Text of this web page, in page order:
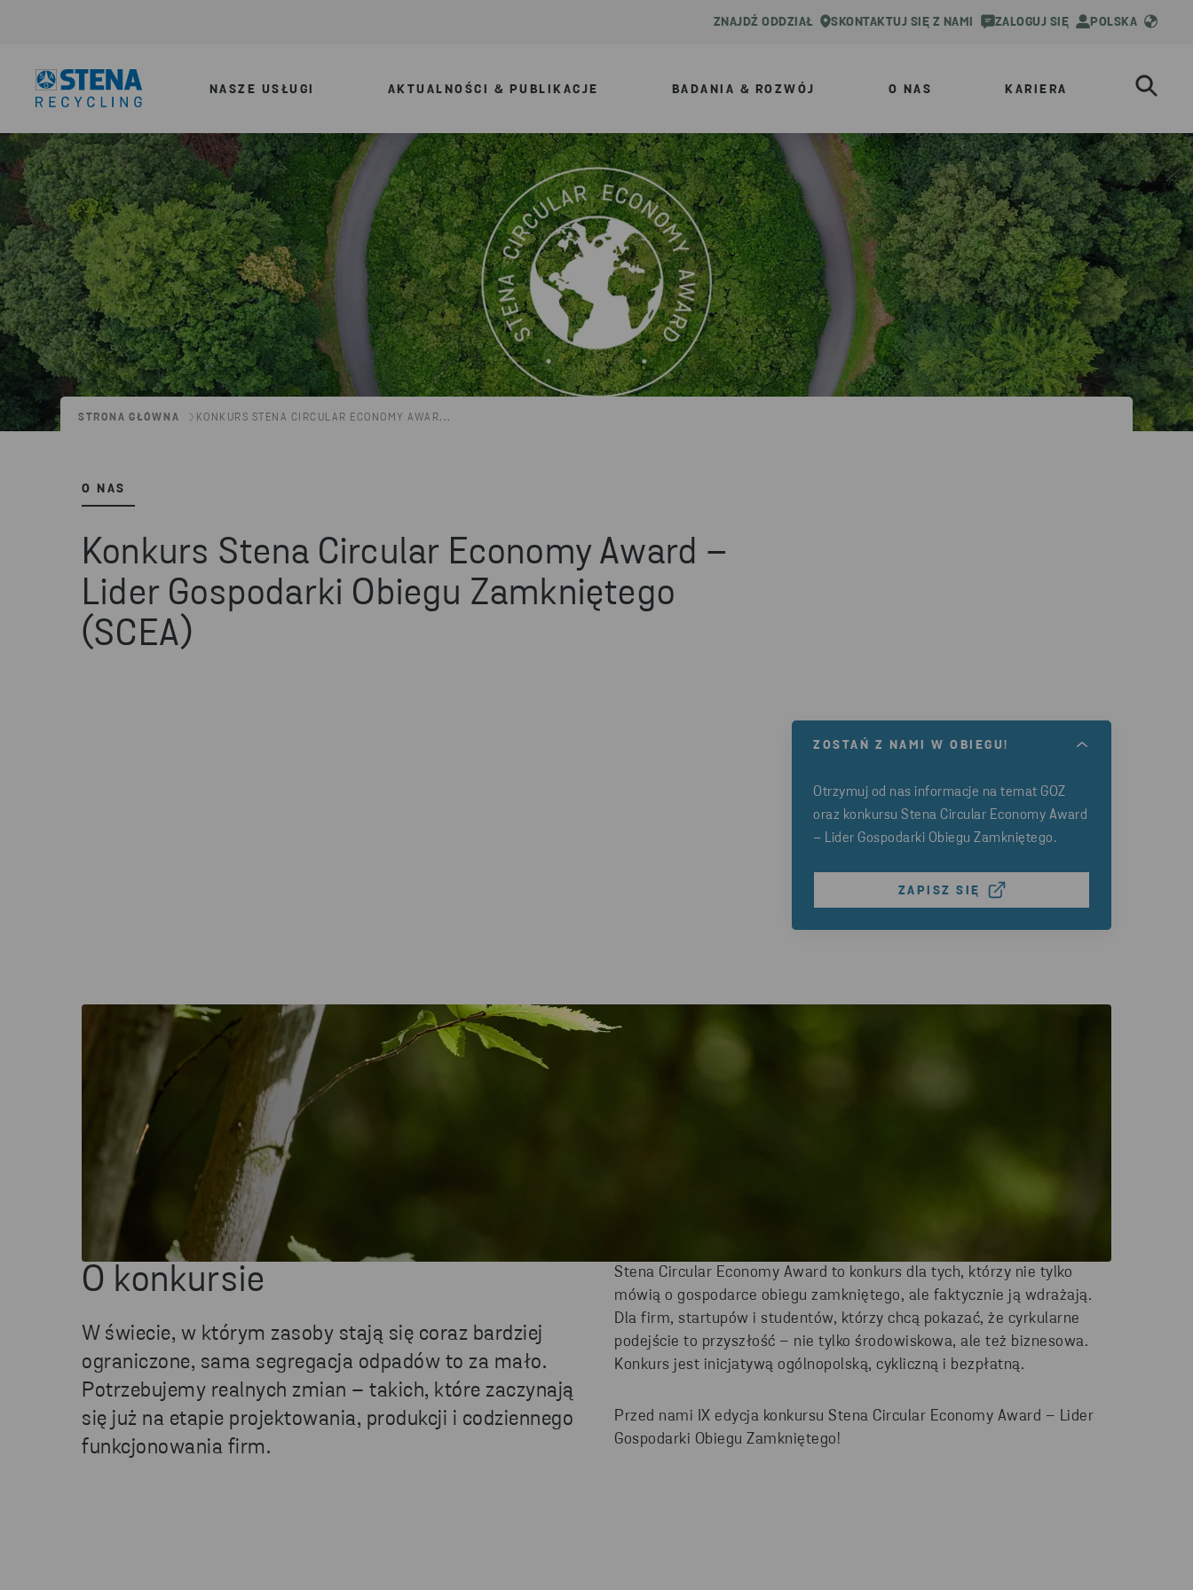
ZNAJDŹ ODDZIAŁ SKONTAKTUJ SIĘ Z NAMI ZALOGUJ SIĘ POLSKA
NASZE USŁUGI AKTUALNOŚCI & PUBLIKACJE BADANIA & ROZWÓJ O NAS KARIERA
STRONA GŁÓWNA KONKURS STENA CIRCULAR ECONOMY AWAR...
O NAS
Konkurs Stena Circular Economy Award –
Lider Gospodarki Obiegu Zamkniętego
(SCEA)
ZOSTAŃ Z NAMI W OBIEGU!
Otrzymuj od nas informacje na temat GOZ
oraz konkursu Stena Circular Economy Award
– Lider Gospodarki Obiegu Zamkniętego.
ZAPISZ SIĘ
O konkursie
W świecie, w którym zasoby stają się coraz bardziej
ograniczone, sama segregacja odpadów to za mało.
Potrzebujemy realnych zmian – takich, które zaczynają
się już na etapie projektowania, produkcji i codziennego
funkcjonowania firm.
Stena Circular Economy Award to konkurs dla tych, którzy nie tylko
mówią o gospodarce obiegu zamkniętego, ale faktycznie ją wdrażają.
Dla firm, startupów i studentów, którzy chcą pokazać, że cyrkularne
podejście to przyszłość – nie tylko środowiskowa, ale też biznesowa.
Konkurs jest inicjatywą ogólnopolską, cykliczną i bezpłatną.
Przed nami IX edycja konkursu Stena Circular Economy Award – Lider
Gospodarki Obiegu Zamkniętego!